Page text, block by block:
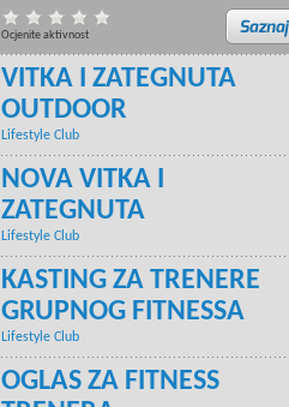
Ocjenite aktivnost
VITKA I ZATEGNUTA
OUTDOOR
Lifestyle Club
NOVA VITKA I
ZATEGNUTA
Lifestyle Club
KASTING ZA TRENERE
GRUPNOG FITNESSA
Lifestyle Club
OGLAS ZA FITNESS